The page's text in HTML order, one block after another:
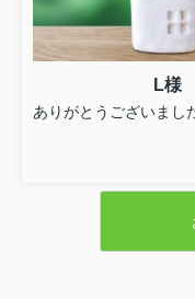
L様
ありがとうございまし